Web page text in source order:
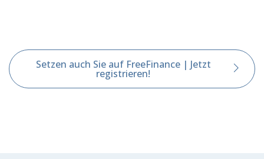
Setzen auch Sie auf FreeFinance | Jetzt
registrieren!